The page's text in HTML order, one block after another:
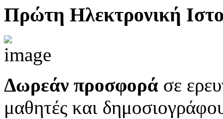
Πρώτη Ηλεκτρονική
Δωρεάν προσφορά σε
μαθητές και